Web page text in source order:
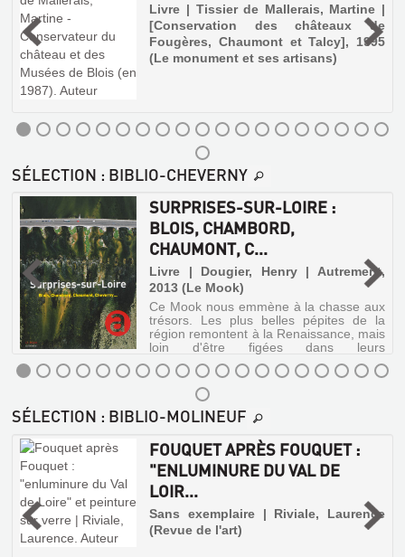
Livre | Tissier de Mallerais, Martine |
[Conservation des châteaux de
Fougères, Chaumont et Talcy], 1995
(Le monument et ses artisans)
EPIS
DE
SÉLECTION : BIBLIO-CHEVERNY
SURPRISES-SUR-LOIRE :
BLOIS, CHAMBORD,
CHAUMONT, C...
Livre | Dougier, Henry | Autrement,
2013 (Le Mook)
Ce Mook nous emmène à la chasse aux
trésors. Les plus belles pépites de la
région remontent à la Renaissance, mais
loin d'être figées dans leurs
somptueuses montures, elles ont su
sortir du cadre pour plaire aux temps
présents. A ...
SURPRISES-
SUR-
LOIRE
:
BLOIS,
CHAMBORD,
CHAUMONT,
SÉLECTION : BIBLIO-MOLINEUF
FOUQUET APRÈS FOUQUET :
"ENLUMINURE DU VAL DE
LOIR...
Sans exemplaire | Riviale, Laurence
(Revue de l'art)